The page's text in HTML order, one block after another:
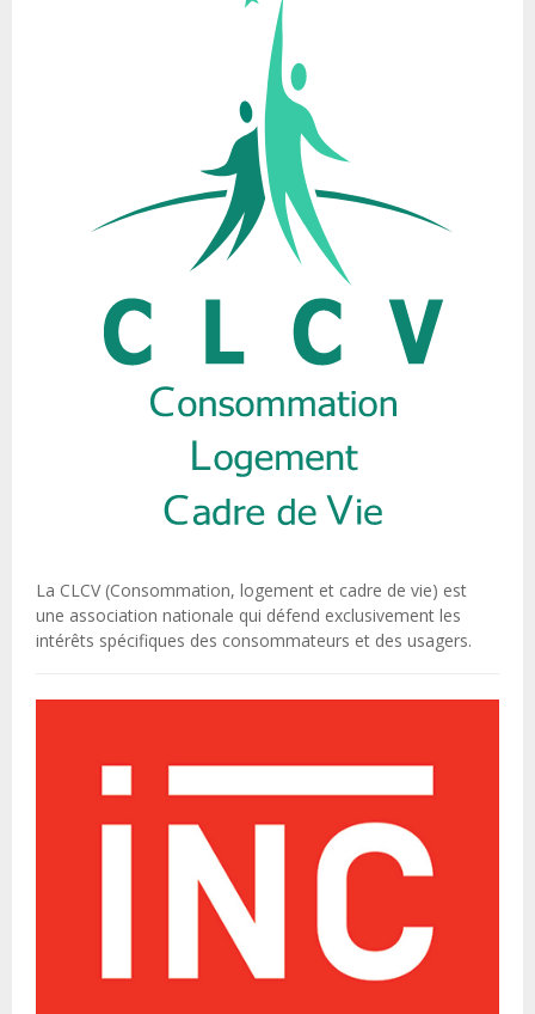
La CLCV (Consommation, logement et cadre de vie) est
une association nationale qui défend exclusivement les
intérêts spécifiques des consommateurs et des usagers.